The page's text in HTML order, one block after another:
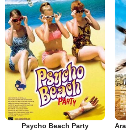
Psycho Beach Party